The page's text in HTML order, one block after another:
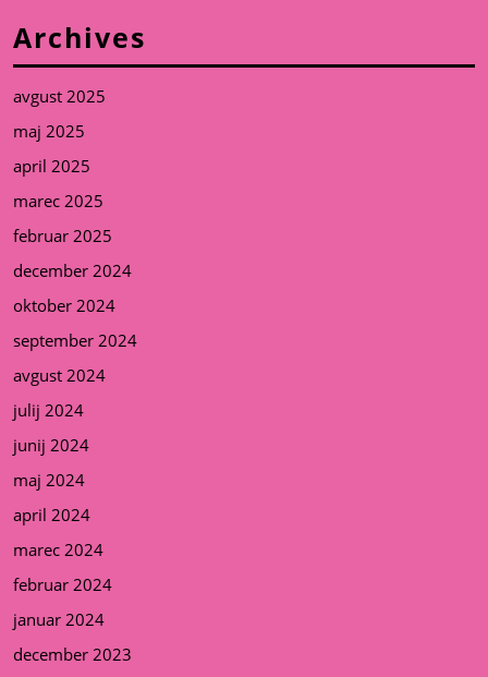
Archives
avgust 2025
maj 2025
april 2025
marec 2025
februar 2025
december 2024
oktober 2024
september 2024
avgust 2024
julij 2024
junij 2024
maj 2024
april 2024
marec 2024
februar 2024
januar 2024
december 2023